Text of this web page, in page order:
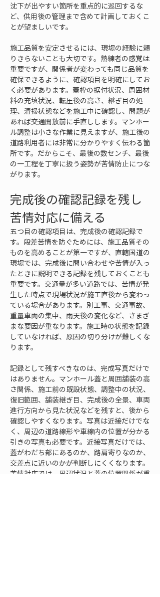
沈下が出やすい箇所を重点的に巡回するな
ど、供用後の管理まで含めて計画しておくこ
とが望ましいです。
施工品質を安定させるには、現場の経験に頼
りきらないことも大切です。熟練者の感覚は
重要ですが、関係者が変わっても同じ品質を
確保できるように、確認項目を明確にしてお
く必要があります。蓋枠の据付状況、周囲材
料の充填状況、転圧後の高さ、継ぎ目の処
理、清掃状態などを施工中に確認し、問題が
あれば交通開放前に手直しします。マンホー
ル調整は小さな作業に見えますが、施工後の
道路利用者には非常に分かりやすく伝わる箇
所です。だからこそ、最後の数センチ、最後
の一工程を丁寧に扱う姿勢が苦情防止につな
がります。
完成後の確認記録を残し
苦情対応に備える
五つ目の確認項目は、完成後の確認記録で
す。段差苦情を防ぐためには、施工品質その
ものを高めることが第一ですが、直轄国道の
現場では、完成後に問い合わせや苦情が入っ
たときに説明できる記録を残しておくことも
重要です。交通量が多い道路では、苦情が発
生した時点で現場状況が施工直後から変わっ
ている場合があります。別工事、交通事故、
重量車両の集中、雨天後の変化など、さまざ
まな要因が重なります。施工時の状態を記録
していなければ、原因の切り分けが難しくな
ります。
記録として残すべきなのは、完成写真だけで
はありません。マンホール蓋と周囲舗装の高
さ関係、施工前の既設状態、調整中の状況、
復旧範囲、舗装継ぎ目、完成後の全景、車両
進行方向から見た状況などを残すと、後から
確認しやすくなります。写真は近接だけでな
く、周辺の道路線形や車線内の位置が分かる
引きの写真も必要です。近接写真だけでは、
蓋がわだち部にあるのか、路肩寄りなのか、
交差点に近いのかが判断しにくくなります。
苦情対応では、周辺状況と蓋の位置関係が重